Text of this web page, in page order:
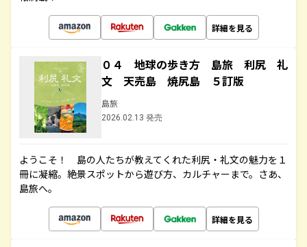
詳細を見る
０４ 地球の歩き方 島旅 利尻 礼
文 天売島 焼尻島 ５訂版
島旅
2026.02.13 発売
ようこそ！ 島の人たちが教えてくれた利尻・礼文の魅力を１
冊に凝縮。絶景スポットから遊び方、カルチャーまで。さあ、
島旅へ。
詳細を見る